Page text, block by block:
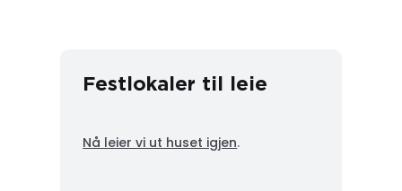
Festlokaler til leie
Nå leier vi ut huset igjen.